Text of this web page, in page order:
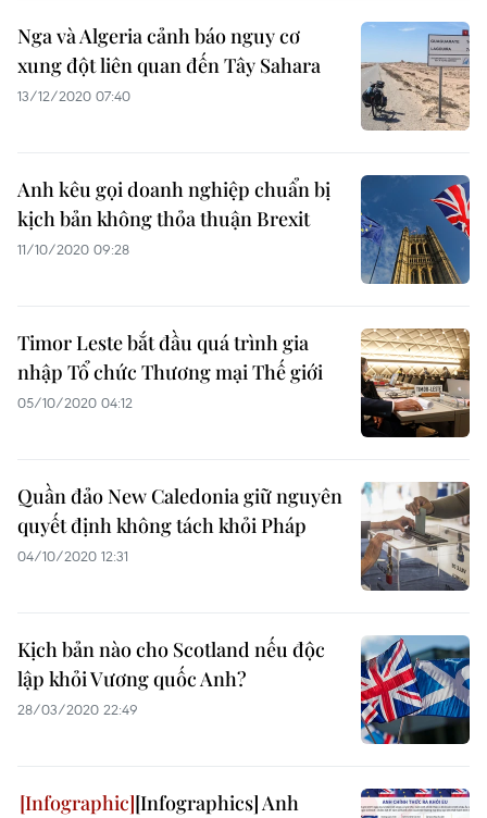
Nga và Algeria cảnh báo nguy cơ
xung đột liên quan đến Tây Sahara
13/12/2020 07:40
Anh kêu gọi doanh nghiệp chuẩn bị
kịch bản không thỏa thuận Brexit
11/10/2020 09:28
Timor Leste bắt đầu quá trình gia
nhập Tổ chức Thương mại Thế giới
05/10/2020 04:12
Quần đảo New Caledonia giữ nguyên
quyết định không tách khỏi Pháp
04/10/2020 12:31
Kịch bản nào cho Scotland nếu độc
lập khỏi Vương quốc Anh?
28/03/2020 22:49
[Infographics] Anh